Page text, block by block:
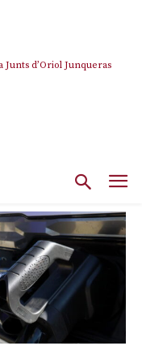
un atac frontal al retorn